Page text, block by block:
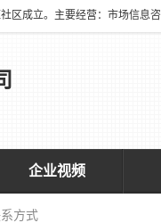
企业视频
方式